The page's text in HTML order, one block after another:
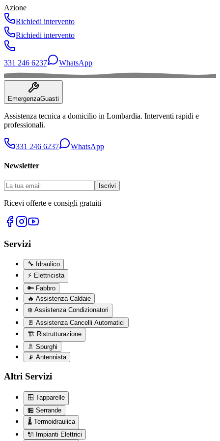
Idraulico
ISO 9001
Cert. Idraulico
Elettricista
Azione
Richiedi intervento
Richiedi intervento
331 246 6237 WhatsApp
EmergenzaGuasti
Assistenza tecnica a domicilio in Lombardia. Interventi rapidi e
professionali.
331 246 6237 WhatsApp
Newsletter
Iscrivi
Ricevi offerte e consigli gratuiti
Servizi
🔧 Idraulico
⚡ Elettricista
🔑 Fabbro
🔥 Assistenza Caldaie
❄️ Assistenza Condizionatori
🚪 Assistenza Cancelli Automatici
🏗️ Ristrutturazione
🚿 Spurghi
📡 Antennista
Altri Servizi
🪟 Tapparelle
🏪 Serrande
🌡️ Termoidraulica
🔌 Impianti Elettrici